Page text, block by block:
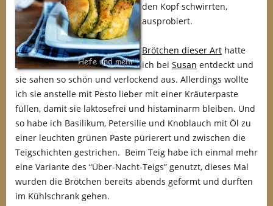
den Kopf schwirrten,
ausprobiert.
Brötchen dieser Art hatte
ich bei Susan entdeckt und
sie sahen so schön und verlockend aus. Allerdings wollte
ich sie anstelle mit Pesto lieber mit einer Kräuterpaste
füllen, damit sie laktosefrei und histaminarm bleiben. Und
so habe ich Basilikum, Petersilie und Knoblauch mit Öl zu
einer leuchten grünen Paste pürierert und zwischen die
Teigschichten gestrichen. Beim Teig habe ich einmal mehr
eine Variante des “Über-Nacht-Teigs” genutzt, dieses Mal
wurden die Brötchen bereits abends geformt und durften
im Kühlschrank gehen.